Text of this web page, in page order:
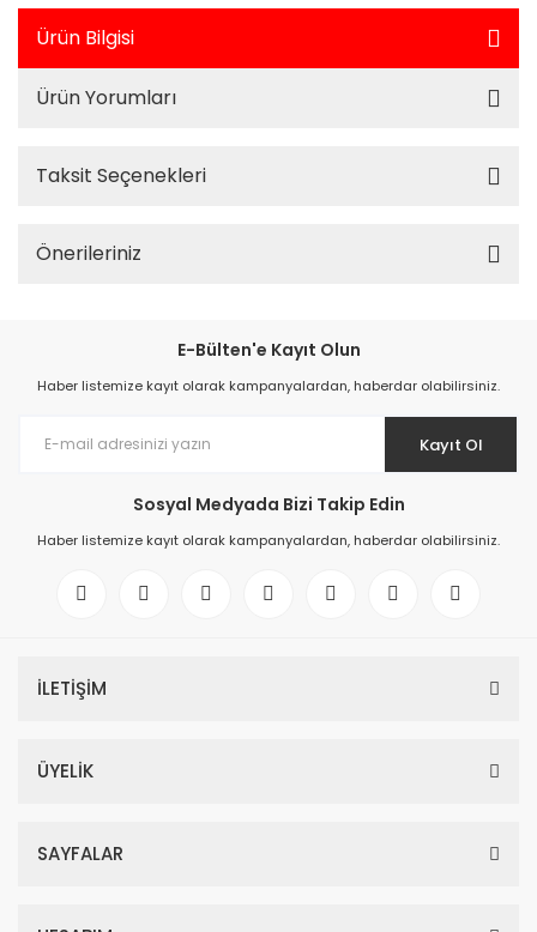
Ürün Bilgisi
Ürün Yorumları
Taksit Seçenekleri
Önerileriniz
E-Bülten'e Kayıt Olun
Haber listemize kayıt olarak kampanyalardan, haberdar olabilirsiniz.
Kayıt Ol
Sosyal Medyada Bizi Takip Edin
Haber listemize kayıt olarak kampanyalardan, haberdar olabilirsiniz.
İLETİŞİM
ÜYELİK
SAYFALAR